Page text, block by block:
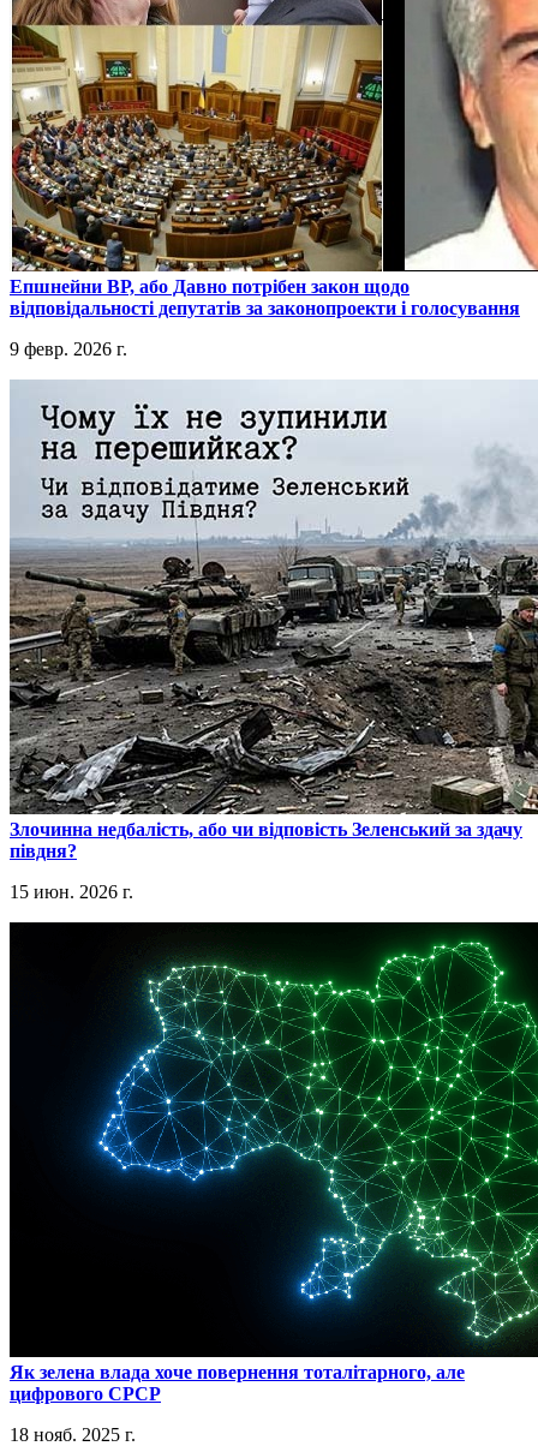
​Епшнейни ВР, або Давно потрібен закон щодо
відповідальності депутатів за законопроекти і голосування
9 февр. 2026 г.
​Злочинна недбалість, або чи відповість Зеленський за здачу
півдня?
15 июн. 2026 г.
​Як зелена влада хоче повернення тоталітарного, але
цифрового СРСР
18 нояб. 2025 г.